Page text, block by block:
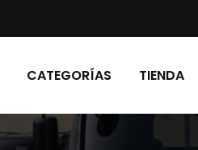
CATEGORÍAS TIENDA